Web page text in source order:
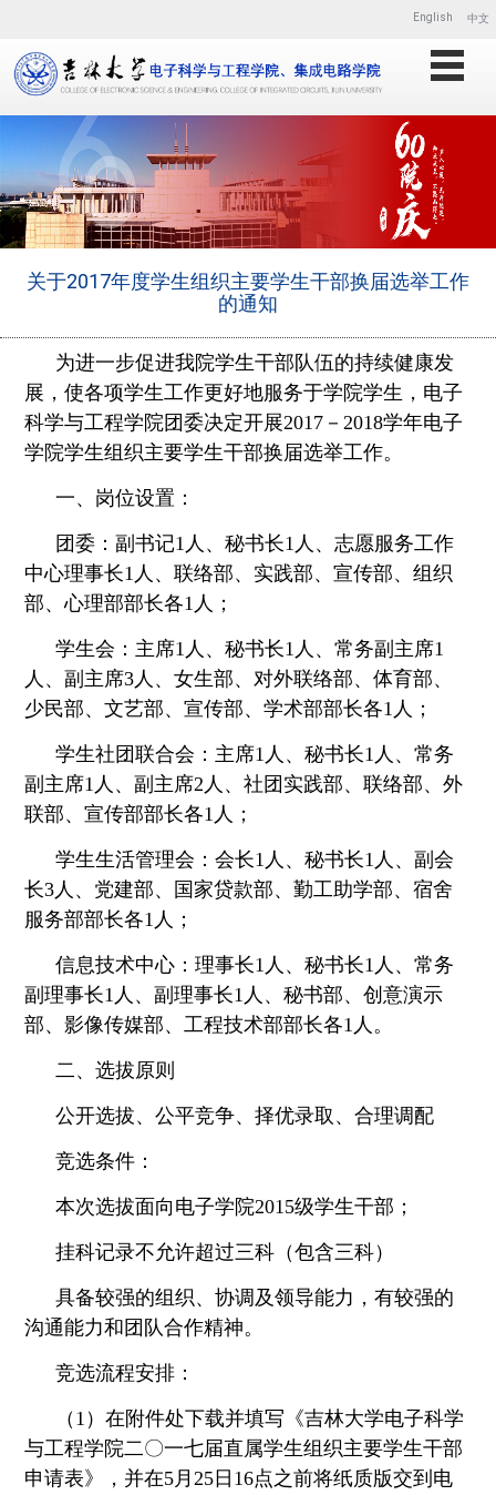
English 中文
关于2017年度学生组织主要学生干部换届选举工作
的通知
为进一步促进我院学生干部队伍的持续健康发
展，使各项学生工作更好地服务于学院学生，电子
科学与工程学院团委决定开展2017－2018学年电子
学院学生组织主要学生干部换届选举工作。
一、岗位设置：
团委：副书记1人、秘书长1人、志愿服务工作
中心理事长1人、联络部、实践部、宣传部、组织
部、心理部部长各1人；
学生会：主席1人、秘书长1人、常务副主席1
人、副主席3人、女生部、对外联络部、体育部、
少民部、文艺部、宣传部、学术部部长各1人；
学生社团联合会：主席1人、秘书长1人、常务
副主席1人、副主席2人、社团实践部、联络部、外
联部、宣传部部长各1人；
学生生活管理会：会长1人、秘书长1人、副会
长3人、党建部、国家贷款部、勤工助学部、宿舍
服务部部长各1人；
信息技术中心：理事长1人、秘书长1人、常务
副理事长1人、副理事长1人、秘书部、创意演示
部、影像传媒部、工程技术部部长各1人。
二、选拔原则
公开选拔、公平竞争、择优录取、合理调配
竞选条件：
本次选拔面向电子学院2015级学生干部；
挂科记录不允许超过三科（包含三科）
具备较强的组织、协调及领导能力，有较强的
沟通能力和团队合作精神。
竞选流程安排：
（1）在附件处下载并填写《吉林大学电子科学
与工程学院二〇一七届直属学生组织主要学生干部
申请表》，并在5月25日16点之前将纸质版交到电